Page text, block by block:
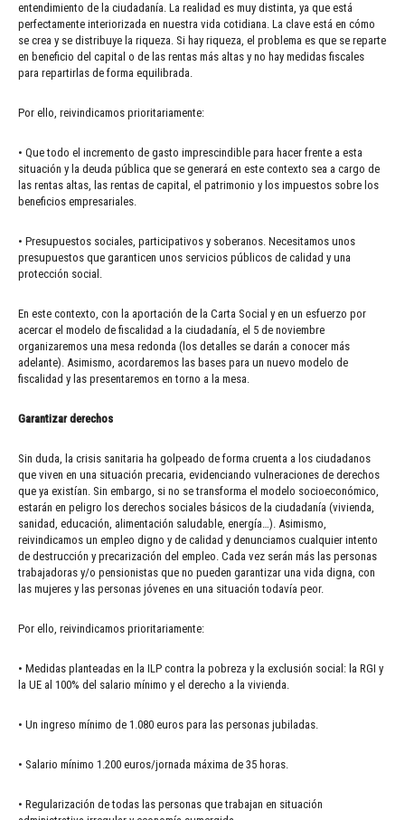
entendimiento de la ciudadanía. La realidad es muy distinta, ya que está
perfectamente interiorizada en nuestra vida cotidiana. La clave está en cómo
se crea y se distribuye la riqueza. Si hay riqueza, el problema es que se reparte
en beneficio del capital o de las rentas más altas y no hay medidas fiscales
para repartirlas de forma equilibrada.
Por ello, reivindicamos prioritariamente:
• Que todo el incremento de gasto imprescindible para hacer frente a esta
situación y la deuda pública que se generará en este contexto sea a cargo de
las rentas altas, las rentas de capital, el patrimonio y los impuestos sobre los
beneficios empresariales.
• Presupuestos sociales, participativos y soberanos. Necesitamos unos
presupuestos que garanticen unos servicios públicos de calidad y una
protección social.
En este contexto, con la aportación de la Carta Social y en un esfuerzo por
acercar el modelo de fiscalidad a la ciudadanía, el 5 de noviembre
organizaremos una mesa redonda (los detalles se darán a conocer más
adelante). Asimismo, acordaremos las bases para un nuevo modelo de
fiscalidad y las presentaremos en torno a la mesa.
Garantizar derechos
Sin duda, la crisis sanitaria ha golpeado de forma cruenta a los ciudadanos
que viven en una situación precaria, evidenciando vulneraciones de derechos
que ya existían. Sin embargo, si no se transforma el modelo socioeconómico,
estarán en peligro los derechos sociales básicos de la ciudadanía (vivienda,
sanidad, educación, alimentación saludable, energía…). Asimismo,
reivindicamos un empleo digno y de calidad y denunciamos cualquier intento
de destrucción y precarización del empleo. Cada vez serán más las personas
trabajadoras y/o pensionistas que no pueden garantizar una vida digna, con
las mujeres y las personas jóvenes en una situación todavía peor.
Por ello, reivindicamos prioritariamente:
• Medidas planteadas en la ILP contra la pobreza y la exclusión social: la RGI y
la UE al 100% del salario mínimo y el derecho a la vivienda.
• Un ingreso mínimo de 1.080 euros para las personas jubiladas.
• Salario mínimo 1.200 euros/jornada máxima de 35 horas.
• Regularización de todas las personas que trabajan en situación